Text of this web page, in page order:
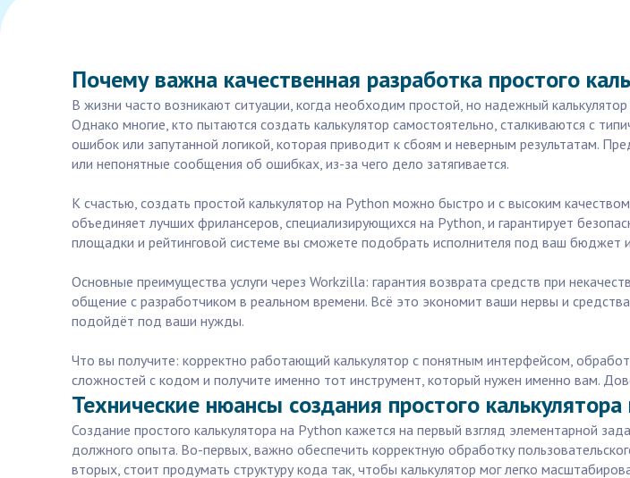
Почему важна качественная разработка простого
В жизни часто возникают ситуации, когда необходим простой, но надежный
Однако многие, кто пытаются создать калькулятор самостоятельно, сталкиваются с
ошибок или запутанной логикой, которая приводит к сбоям и неверным результатам.
или непонятные сообщения об ошибках, из-за чего дело затягивается.
К счастью, создать простой калькулятор на Python можно быстро и с высоким
объединяет лучших фрилансеров, специализирующихся на Python, и гарантирует
площадки и рейтинговой системе вы сможете подобрать исполнителя под ваш бюджет
Основные преимущества услуги через Workzilla: гарантия возврата средств при
общение с разработчиком в реальном времени. Всё это экономит ваши нервы и
подойдёт под ваши нужды.
Что вы получите: корректно работающий калькулятор с понятным интерфейсом,
сложностей с кодом и получите именно тот инструмент, который нужен именно вам.
Технические нюансы создания простого
Создание простого калькулятора на Python кажется на первый взгляд элементарной
должного опыта. Во-первых, важно обеспечить корректную обработку
вторых, стоит продумать структуру кода так, чтобы калькулятор мог легко